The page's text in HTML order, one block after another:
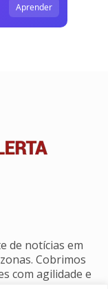
Aprender
de notícias em
Cobrimos
com agilidade e